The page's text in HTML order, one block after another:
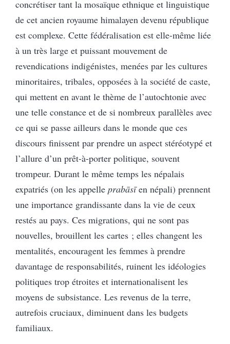
concrétiser tant la mosaïque ethnique et linguistique
de cet ancien royaume himalayen devenu république
est complexe. Cette fédéralisation est elle-même liée
à un très large et puissant mouvement de
revendications indigénistes, menées par les cultures
minoritaires, tribales, opposées à la société de caste,
qui mettent en avant le thème de l’autochtonie avec
une telle constance et de si nombreux parallèles avec
ce qui se passe ailleurs dans le monde que ces
discours finissent par prendre un aspect stéréotypé et
l’allure d’un prêt-à-porter politique, souvent
trompeur. Durant le même temps les népalais
expatriés (on les appelle prabāsīen népali) prennent
une importance grandissante dans la vie de ceux
restés au pays. Ces migrations, qui ne sont pas
nouvelles, brouillent les cartes ; elles changent les
mentalités, encouragent les femmes à prendre
davantage de responsabilités, ruinent les idéologies
politiques trop étroites et internationalisent les
moyens de subsistance. Les revenus de la terre,
autrefois cruciaux, diminuent dans les budgets
familiaux.